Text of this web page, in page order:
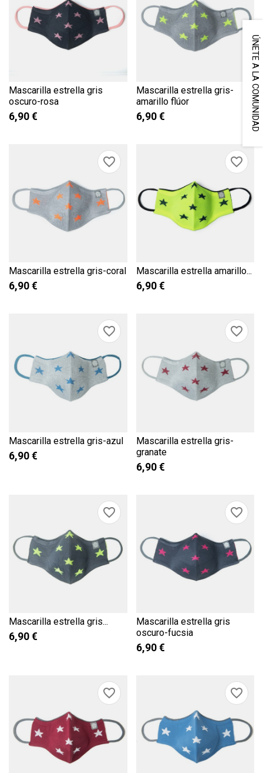
Mascarilla estrella gris
oscuro-rosa
6,90 €
Mascarilla estrella gris-
amarillo flúor
6,90 €
Mascarilla estrella gris-coral
6,90 €
favorite_border
Mascarilla estrella amarillo...
6,90 €
favorite_border
Mascarilla estrella gris-azul
6,90 €
favorite_border
Mascarilla estrella gris-
granate
6,90 €
favorite_border
Mascarilla estrella gris...
6,90 €
favorite_border
Mascarilla estrella gris
oscuro-fucsia
6,90 €
favorite_border
favorite_border favorite_border
ÚNETE A LA COMUNIDAD